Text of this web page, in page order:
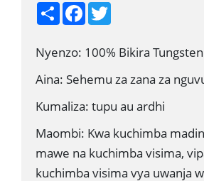
S
h
e
F
b
o
k
T
t
r
Nyenzo: 100% Bikira
Aina: Sehemu za zana za
Kumaliza: tupu au ardhi
Maombi: Kwa kuchimba
mawe na kuchimba visima,
kuchimba visima vya uwanja